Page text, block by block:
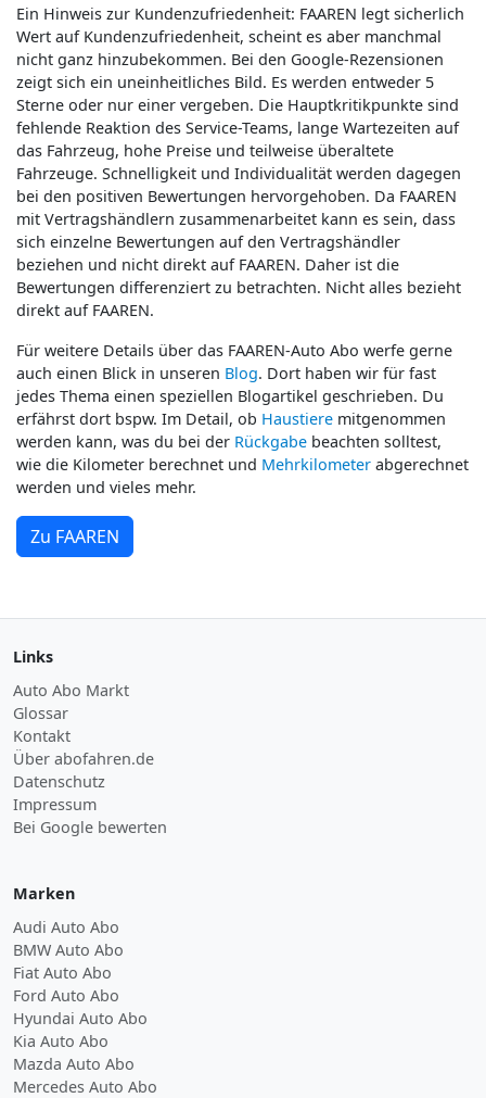
Ein Hinweis zur Kundenzufriedenheit: FAAREN legt sicherlich
Wert auf Kundenzufriedenheit, scheint es aber manchmal
nicht ganz hinzubekommen. Bei den Google-Rezensionen
zeigt sich ein uneinheitliches Bild. Es werden entweder 5
Sterne oder nur einer vergeben. Die Hauptkritikpunkte sind
fehlende Reaktion des Service-Teams, lange Wartezeiten auf
das Fahrzeug, hohe Preise und teilweise überaltete
Fahrzeuge. Schnelligkeit und Individualität werden dagegen
bei den positiven Bewertungen hervorgehoben. Da FAAREN
mit Vertragshändlern zusammenarbeitet kann es sein, dass
sich einzelne Bewertungen auf den Vertragshändler
beziehen und nicht direkt auf FAAREN. Daher ist die
Bewertungen differenziert zu betrachten. Nicht alles bezieht
direkt auf FAAREN.
Für weitere Details über das FAAREN-Auto Abo werfe gerne
auch einen Blick in unseren Blog. Dort haben wir für fast
jedes Thema einen speziellen Blogartikel geschrieben. Du
erfährst dort bspw. Im Detail, ob Haustiere mitgenommen
werden kann, was du bei der Rückgabe beachten solltest,
wie die Kilometer berechnet und Mehrkilometer abgerechnet
werden und vieles mehr.
Zu FAAREN
Links
Auto Abo Markt
Glossar
Kontakt
Über abofahren.de
Datenschutz
Impressum
Bei Google bewerten
Marken
Audi Auto Abo
BMW Auto Abo
Fiat Auto Abo
Ford Auto Abo
Hyundai Auto Abo
Kia Auto Abo
Mazda Auto Abo
Mercedes Auto Abo